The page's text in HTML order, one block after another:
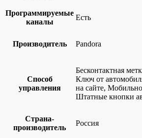
Программируемые
каналы
Есть
Производитель Pandora
Способ
управления
Бесконтактная
Ключ от
на сайте,
Штатные кнопки
Страна-
производитель
Россия